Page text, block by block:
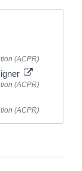
(ACPR)
(ACPR)
(ACPR)